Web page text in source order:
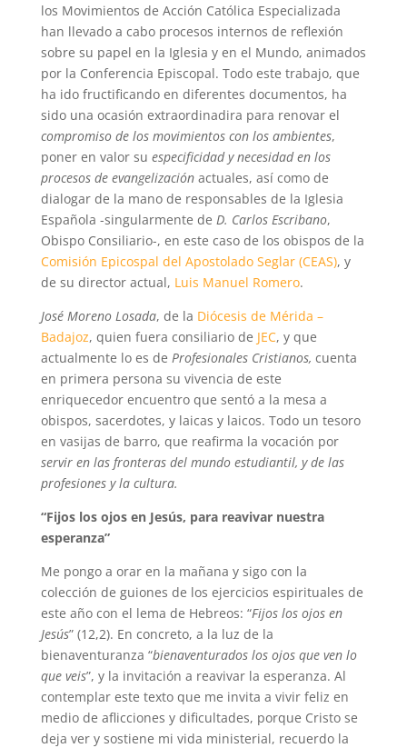
los Movimientos de Acción Católica Especializada
han llevado a cabo procesos internos de reflexión
sobre su papel en la Iglesia y en el Mundo, animados
por la Conferencia Episcopal. Todo este trabajo, que
ha ido fructificando en diferentes documentos, ha
sido una ocasión extraordinadira para renovar el
compromiso de los movimientos con los ambientes,
poner en valor su especificidad y necesidad en los
procesos de evangelizaciónactuales, así como de
dialogar de la mano de responsables de la Iglesia
Española -singularmente de D. Carlos Escribano,
Obispo Consiliario-, en este caso de los obispos de la
Comisión Epicospal del Apostolado Seglar (CEAS), y
de su director actual, Luis Manuel Romero.
José Moreno Losada, de la Diócesis de Mérida –
Badajoz, quien fuera consiliario de JEC, y que
actualmente lo es de Profesionales Cristianos, cuenta
en primera persona su vivencia de este
enriquecedor encuentro que sentó a la mesa a
obispos, sacerdotes, y laicas y laicos. Todo un tesoro
en vasijas de barro, que reafirma la vocación por
servir en las fronteras del mundo estudiantil, y de las
profesiones y la cultura.
“Fijos los ojos en Jesús, para reavivar nuestra
esperanza”
Me pongo a orar en la mañana y sigo con la
colección de guiones de los ejercicios espirituales de
este año con el lema de Hebreos: “Fijos los ojos en
Jesús” (12,2). En concreto, a la luz de la
bienaventuranza “bienaventurados los ojos que ven lo
que veis”, y la invitación a reavivar la esperanza. Al
contemplar este texto que me invita a vivir feliz en
medio de aflicciones y dificultades, porque Cristo se
deja ver y sostiene mi vida ministerial, recuerdo la